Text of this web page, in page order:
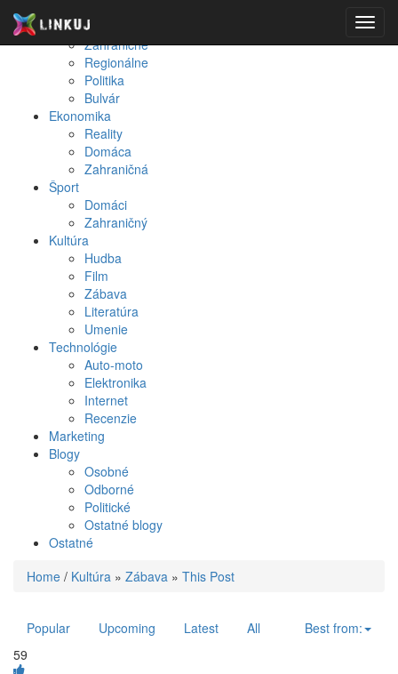
Domáce
Zahraničné
Regionálne
Politika
Bulvár
Ekonomika
Reality
Domáca
Zahraničná
Šport
Domáci
Zahraničný
Kultúra
Hudba
Film
Zábava
Literatúra
Umenie
Technológie
Auto-moto
Elektronika
Internet
Recenzie
Marketing
Blogy
Osobné
Odborné
Politické
Ostatné blogy
Ostatné
Home / Kultúra » Zábava » This Post
Popular Upcoming Latest All
Best from:
59